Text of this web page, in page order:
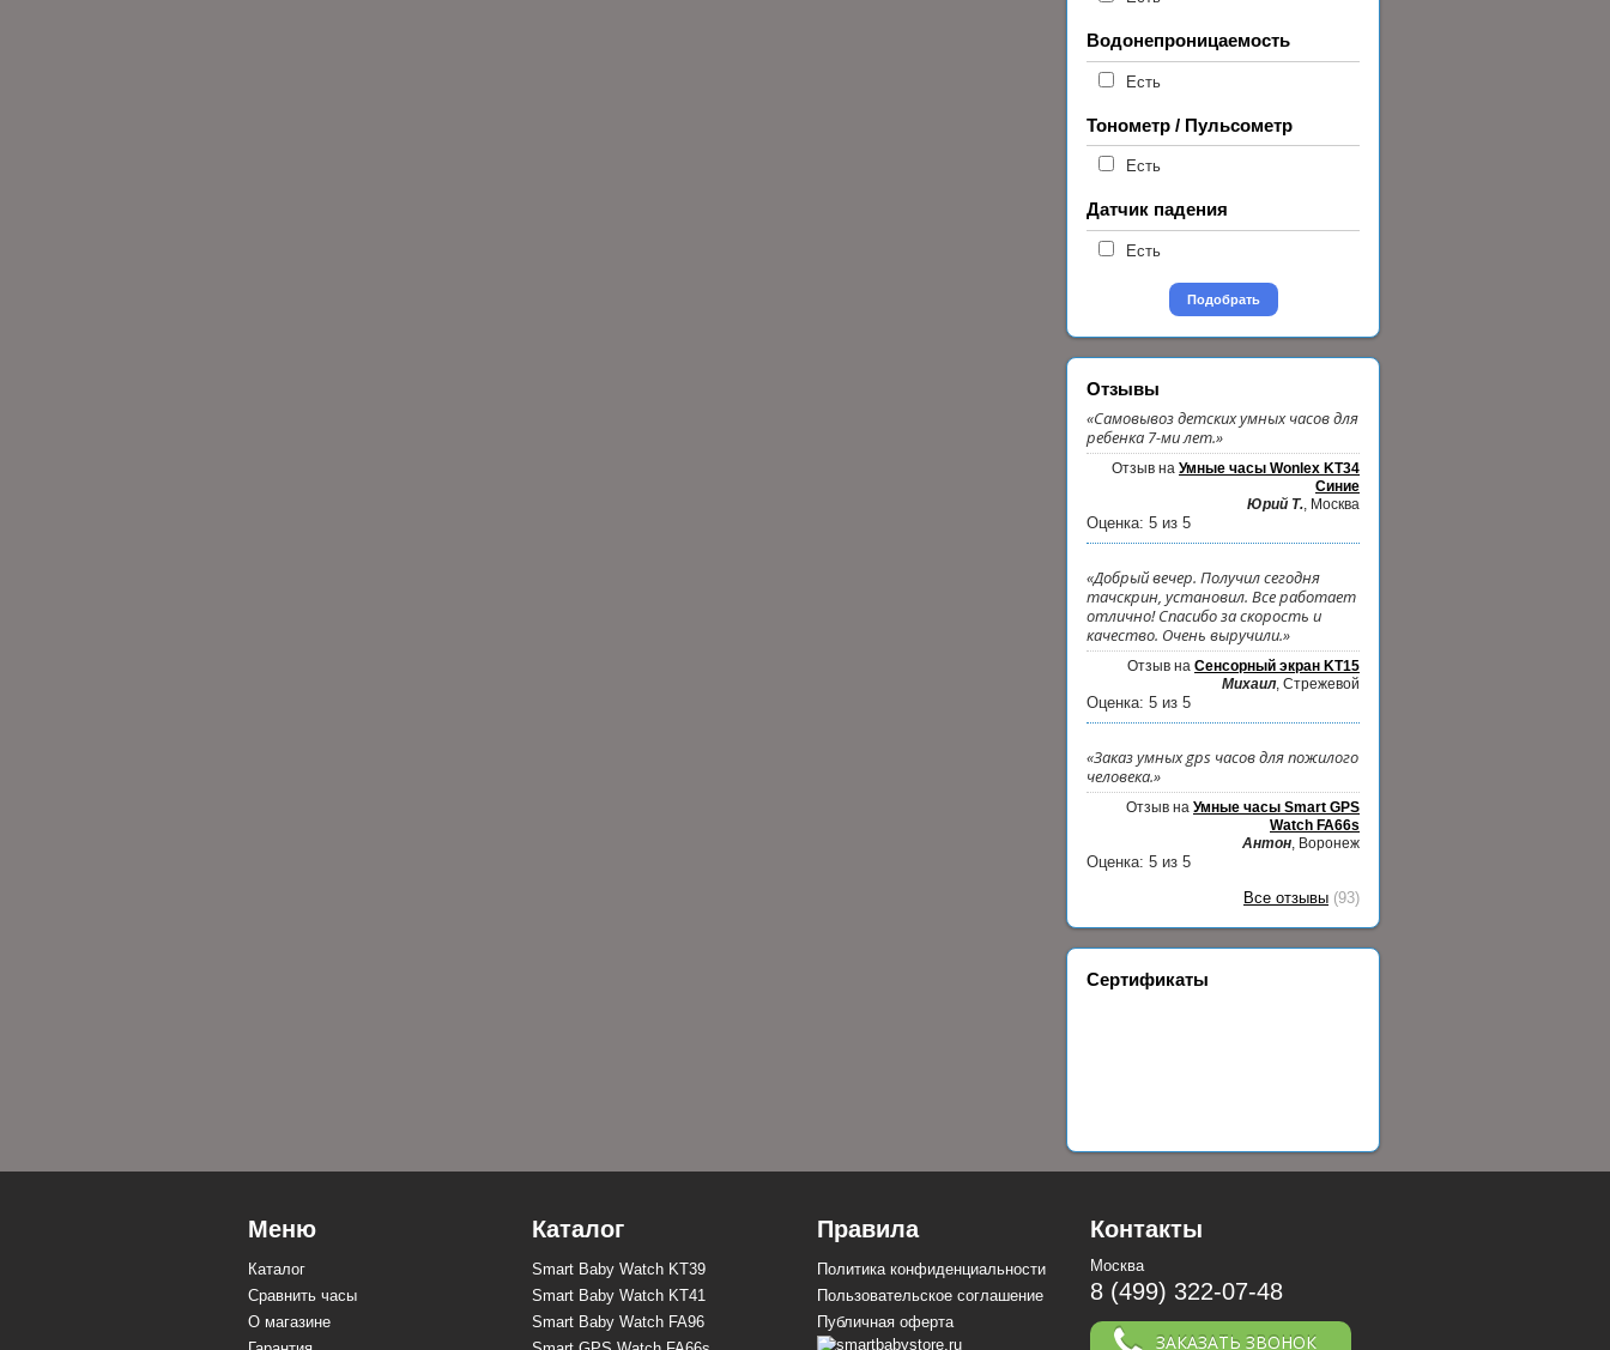
Водонепроницаемость
Есть
Тонометр / Пульсометр
Есть
Датчик падения
Есть
Подобрать
Отзывы
«Самовывоз детских умных часов для
ребенка 7-ми лет.»
Отзыв на Умные часы Wonlex KT34
Синие
Юрий Т., Москва
Оценка: 5 из 5
«Добрый вечер. Получил сегодня
тачскрин, установил. Все работает
отлично! Спасибо за скорость и
качество. Очень выручили.»
Отзыв на Сенсорный экран KT15
Михаил, Стрежевой
Оценка: 5 из 5
«Заказ умных gps часов для пожилого
человека.»
Отзыв на Умные часы Smart GPS
Watch FA66s
Антон, Воронеж
Оценка: 5 из 5
Все отзывы (93)
Сертификаты
Меню
Каталог
Сравнить часы
О магазине
Каталог
Smart Baby Watch KT39
Smart Baby Watch KT41
Smart Baby Watch FA96
Правила
Политика конфиденциальности
Пользовательское соглашение
Публичная оферта
Контакты
Москва
8 (499) 322-07-48
ЗАКАЗАТЬ ЗВОНОК